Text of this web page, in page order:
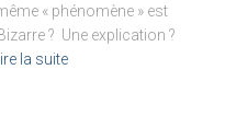
« phénomène » est
? Une explication ?
Lire la suite